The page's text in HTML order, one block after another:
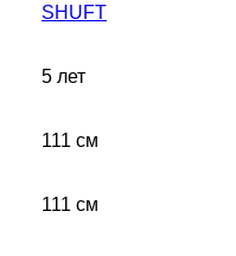
SHUFT
5 лет
111 см
111 см